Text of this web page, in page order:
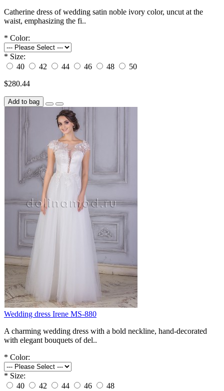
Catherine dress of wedding satin noble ivory color, uncut at the
waist, emphasizing the fi..
* Color:
* Size:
40
42 44 46 48
50
$280.44
Add to bag
Wedding dress Irene MS-880
A charming wedding dress with a bold neckline, hand-decorated
with elegant bouquets of del..
* Color:
* Size:
40
42 44 46
48